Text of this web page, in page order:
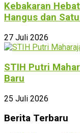
Kebakaran
Hangus dan
27 Juli 2026
STIH Putri
Baru
25 Juli 2026
Berita Terbaru